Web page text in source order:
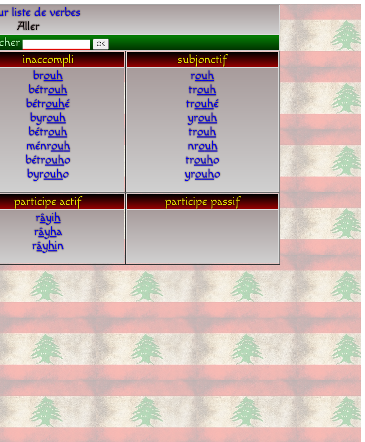
liste de verbes
Aller
inaccompli
brouh
bétrouh
bétrouhé
byrouh
bétrouh
ménrouh
bétrouho
byrouho
subjonctif
rouh
trouh
trouhé
yrouh
trouh
nrouh
trouho
yrouho
participe actif
râyih
râyha
râyhin
participe passif